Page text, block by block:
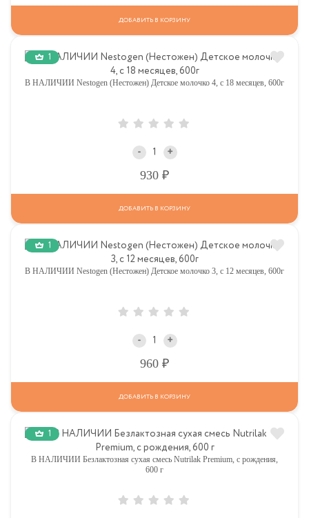
ДОБАВИТЬ В КОРЗИНУ
1
В НАЛИЧИИ Nestogen (Нестожен) Детское молочко 4, c 18 месяцев, 600г
- +
930
ДОБАВИТЬ В КОРЗИНУ
1
В НАЛИЧИИ Nestogen (Нестожен) Детское молочко 3, c 12 месяцев, 600г
- +
960
ДОБАВИТЬ В КОРЗИНУ
1
В НАЛИЧИИ Безлактозная сухая смесь Nutrilak Premium, с рождения,
600 г